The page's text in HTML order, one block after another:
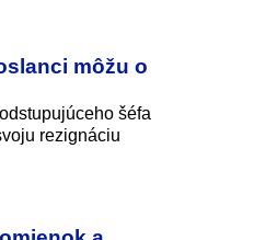
môžu o
šéfa
rezignáciu